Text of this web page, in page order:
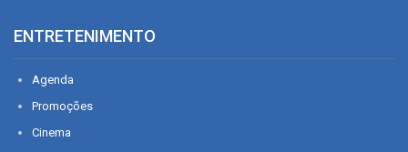
ENTRETENIMENTO
Agenda
Promoções
Cinema